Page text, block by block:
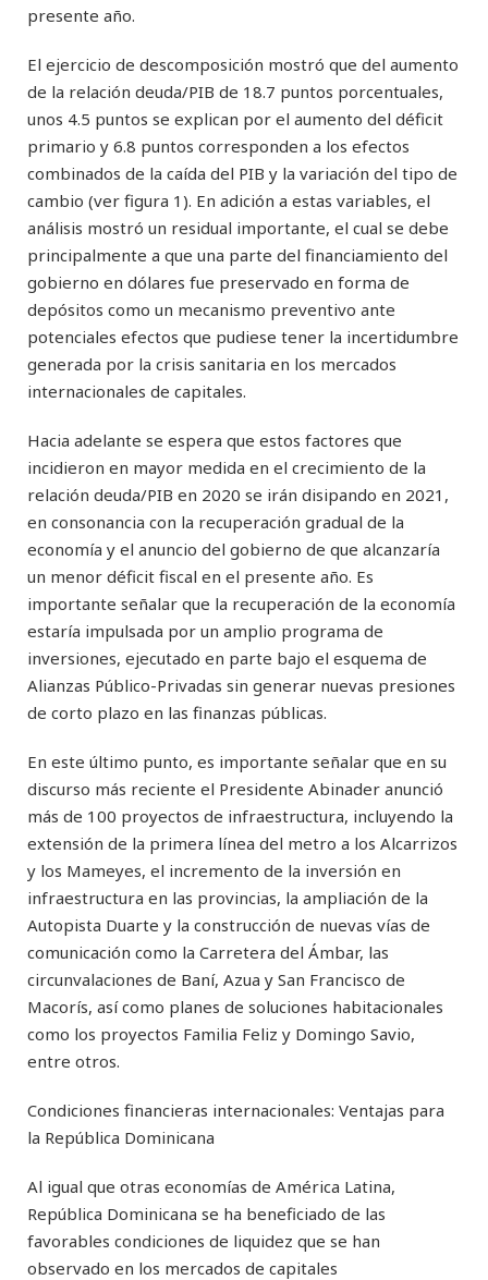
presente año.
El ejercicio de descomposición mostró que del aumento
de la relación deuda/PIB de 18.7 puntos porcentuales,
unos 4.5 puntos se explican por el aumento del déficit
primario y 6.8 puntos corresponden a los efectos
combinados de la caída del PIB y la variación del tipo de
cambio (ver figura 1). En adición a estas variables, el
análisis mostró un residual importante, el cual se debe
principalmente a que una parte del financiamiento del
gobierno en dólares fue preservado en forma de
depósitos como un mecanismo preventivo ante
potenciales efectos que pudiese tener la incertidumbre
generada por la crisis sanitaria en los mercados
internacionales de capitales.
Hacia adelante se espera que estos factores que
incidieron en mayor medida en el crecimiento de la
relación deuda/PIB en 2020 se irán disipando en 2021,
en consonancia con la recuperación gradual de la
economía y el anuncio del gobierno de que alcanzaría
un menor déficit fiscal en el presente año. Es
importante señalar que la recuperación de la economía
estaría impulsada por un amplio programa de
inversiones, ejecutado en parte bajo el esquema de
Alianzas Público-Privadas sin generar nuevas presiones
de corto plazo en las finanzas públicas.
En este último punto, es importante señalar que en su
discurso más reciente el Presidente Abinader anunció
más de 100 proyectos de infraestructura, incluyendo la
extensión de la primera línea del metro a los Alcarrizos
y los Mameyes, el incremento de la inversión en
infraestructura en las provincias, la ampliación de la
Autopista Duarte y la construcción de nuevas vías de
comunicación como la Carretera del Ámbar, las
circunvalaciones de Baní, Azua y San Francisco de
Macorís, así como planes de soluciones habitacionales
como los proyectos Familia Feliz y Domingo Savio,
entre otros.
Condiciones financieras internacionales: Ventajas para
la República Dominicana
Al igual que otras economías de América Latina,
República Dominicana se ha beneficiado de las
favorables condiciones de liquidez que se han
observado en los mercados de capitales